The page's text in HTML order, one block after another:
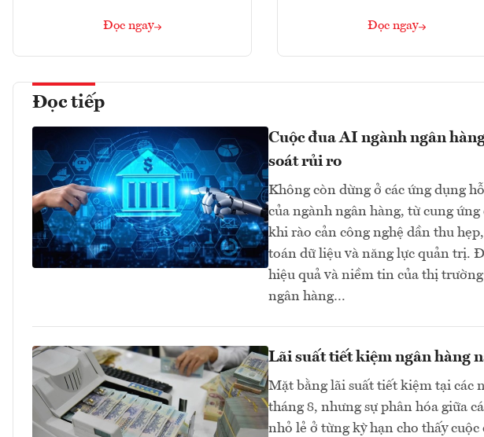
Đọc ngay Đọc ngay
Đọc tiếp
Cuộc đua AI ngành ngân
soát rủi ro
Không còn dừng ở các ứng dụng
của ngành ngân hàng, từ cung
khi rào cản công nghệ dần thu
toán dữ liệu và năng lực quản trị.
hiệu quả và niềm tin của thị
ngân hàng…
Lãi suất tiết kiệm ngân hàng
Mặt bằng lãi suất tiết kiệm tại các
tháng 8, nhưng sự phân hóa giữa
nhỏ lẻ ở từng kỳ hạn cho thấy